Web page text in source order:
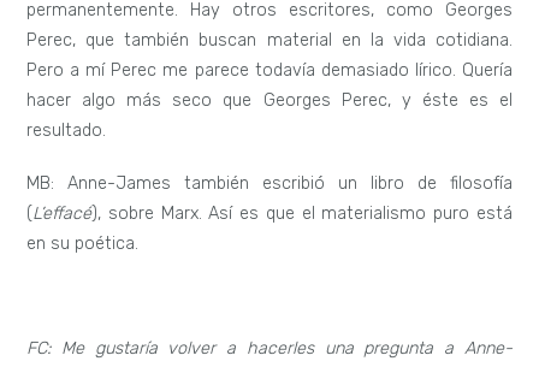
permanentemente. Hay otros escritores, como Georges
Perec, que también buscan material en la vida cotidiana.
Pero a mí Perec me parece todavía demasiado lírico. Quería
hacer algo más seco que Georges Perec, y éste es el
resultado.
MB: Anne-James también escribió un libro de filosofía
(L’effacé), sobre Marx. Así es que el materialismo puro está
en su poética.
FC: Me gustaría volver a hacerles una pregunta a Anne-